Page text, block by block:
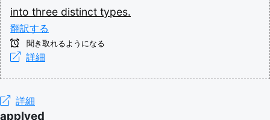
into three distinct types.
翻訳する
聞き取れるようになる
詳細
詳細
applyed